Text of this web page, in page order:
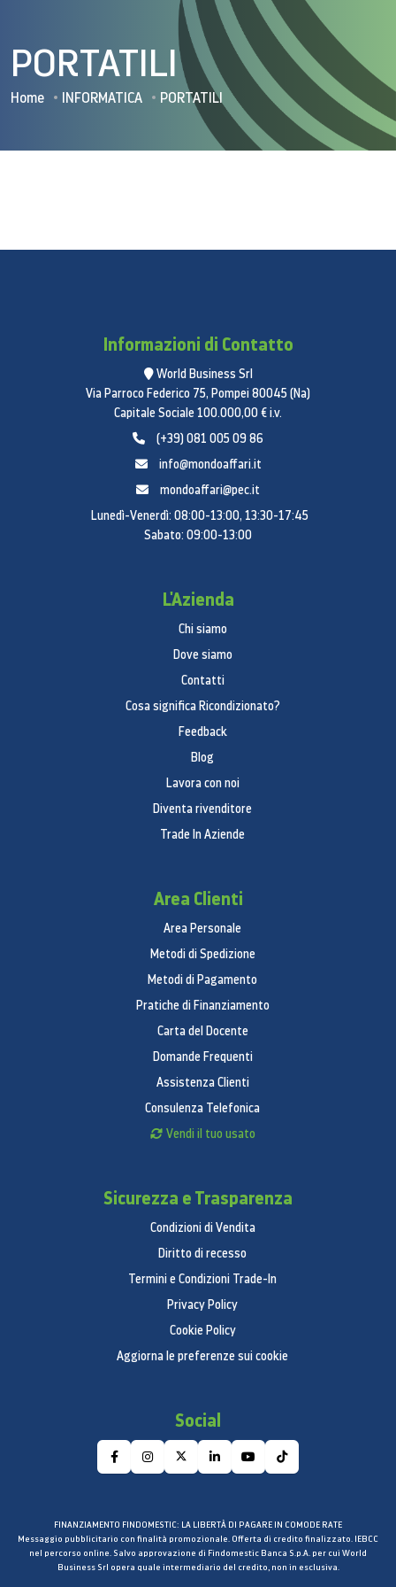
PORTATILI
Home INFORMATICA PORTATILI
Informazioni di Contatto
World Business Srl
Via Parroco Federico 75, Pompei 80045 (Na)
Capitale Sociale 100.000,00 € i.v.
(+39) 081 005 09 86
info@mondoaffari.it
mondoaffari@pec.it
Lunedì-Venerdì: 08:00-13:00, 13:30-17:45
Sabato: 09:00-13:00
L'Azienda
Chi siamo
Dove siamo
Contatti
Cosa significa Ricondizionato?
Feedback
Blog
Lavora con noi
Diventa rivenditore
Trade In Aziende
Area Clienti
Area Personale
Metodi di Spedizione
Metodi di Pagamento
Pratiche di Finanziamento
Carta del Docente
Domande Frequenti
Assistenza Clienti
Consulenza Telefonica
Vendi il tuo usato
Sicurezza e Trasparenza
Condizioni di Vendita
Diritto di recesso
Termini e Condizioni Trade-In
Privacy Policy
Cookie Policy
Aggiorna le preferenze sui cookie
Social
FINANZIAMENTO FINDOMESTIC: LA LIBERTÀ DI PAGARE IN COMODE RATE
Messaggio pubblicitario con finalità promozionale. Offerta di credito finalizzato. IEBCC
nel percorso online. Salvo approvazione di Findomestic Banca S.p.A. per cui World
Business Srl opera quale intermediario del credito, non in esclusiva.